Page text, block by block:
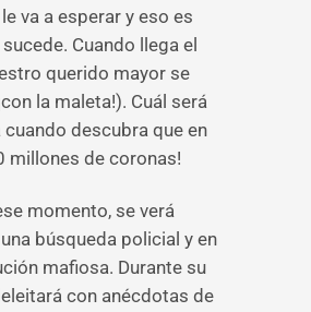
va a esperar y eso es
Cuando llega el
querido mayor se
la maleta!). Cuál será
descubra que en
millones de coronas!
momento, se verá
búsqueda policial y en
mafiosa. Durante su
con anécdotas de